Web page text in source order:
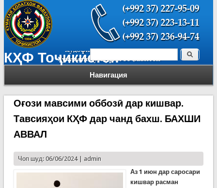
КҲФ Тоҷикистон
Навигация
Форма поиска Поиск
Оғози мавсими оббозӣ дар кишвар.
Тавсияҳои КҲФ дар чанд бахш. БАХШИ
АВВАЛ
Чоп шуд: 06/06/2024 | admin
Аз 1 июн дар саросари
кишвар расман